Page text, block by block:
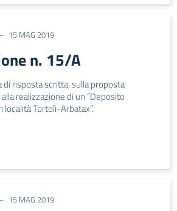
15 MAG 2019
n. 15/A
di risposta scritta, sulla proposta
realizzazione di un “Deposito
Tortolì-Arbatax”.
15 MAG 2019